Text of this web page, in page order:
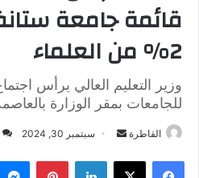
قائمة جامعة
2% من العلماء
وزير التعليم العالي يرأس
للجامعات بمقر الوزارة
القاطرة
أرسل
إلكترونيا
سبتمبر 30, 2024
فيسبوك ‫X لينكدإن